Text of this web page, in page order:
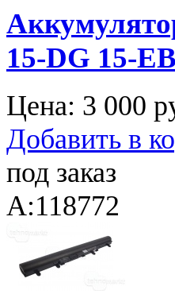
15-DG 15-
Цена: 3 000
Добавить в
под заказ
A:118772